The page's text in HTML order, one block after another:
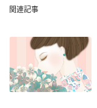
関連記事